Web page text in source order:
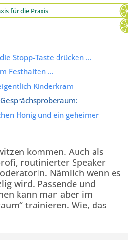
für die Praxis
Stopp-Taste drücken …
Festhalten …
Kinderkram
Honig und ein geheimer
kommen. Auch als
routinierter Speaker
Nämlich wenn es
wird. Passende und
kann man aber im
trainieren. Wie, das